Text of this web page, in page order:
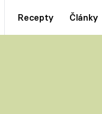
Recepty Články